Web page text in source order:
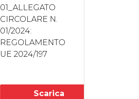
01_ALLEGATO
CIRCOLARE N.
01/2024:
REGOLAMENTO
UE 2024/197
Scarica